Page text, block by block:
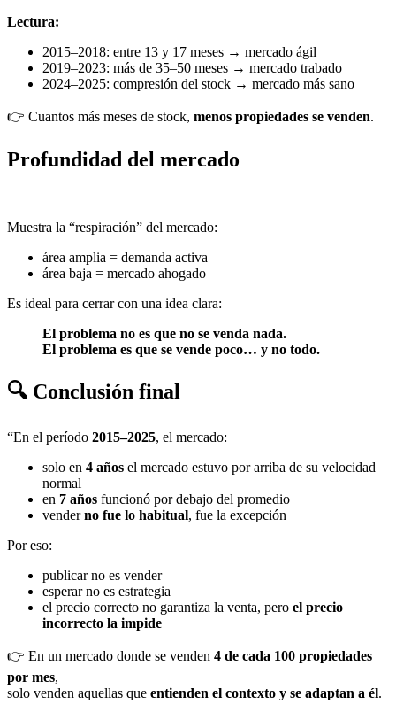
Lectura:
2015–2018: entre 13 y 17 meses → mercado ágil
2019–2023: más de 35–50 meses → mercado trabado
2024–2025: compresión del stock → mercado más sano
👉 Cuantos más meses de stock, menos propiedades se venden.
Profundidad del mercado
Muestra la “respiración” del mercado:
área amplia = demanda activa
área baja = mercado ahogado
Es ideal para cerrar con una idea clara:
El problema no es que no se venda nada.
El problema es que se vende poco… y no todo.
🔍 Conclusión final
“En el período 2015–2025, el mercado:
solo en 4 años el mercado estuvo por arriba de su velocidad
normal
en 7 años funcionó por debajo del promedio
venderno fue lo habitual, fue la excepción
Por eso:
publicar no es vender
esperar no es estrategia
el precio correcto no garantiza la venta, pero el precio
incorrecto la impide
👉 En un mercado donde se venden 4 de cada 100 propiedades
por mes,
solo venden aquellas que entienden el contexto y se adaptan a él.